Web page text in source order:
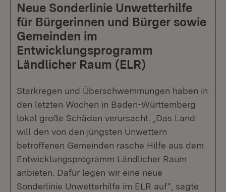
Neue Sonderlinie Unwetterhilfe
für Bürgerinnen und Bürger sowie
Gemeinden im
Entwicklungsprogramm
Ländlicher Raum (ELR)
Starkregen und Überschwemmungen haben in
den letzten Wochen in Baden-Württemberg
lokal große Schäden verursacht. „Das Land
will den von den jüngsten Unwettern
betroffenen Gemeinden rasche Hilfe aus dem
Entwicklungsprogramm Ländlicher Raum
anbieten. Dafür legen wir eine neue
Sonderlinie Unwetterhilfe im ELR auf“, sagte